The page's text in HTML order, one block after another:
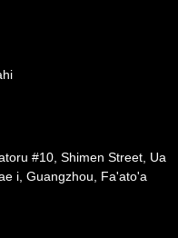
#10, Shimen Street, Ua
i, Guangzhou, Fa'ato'a